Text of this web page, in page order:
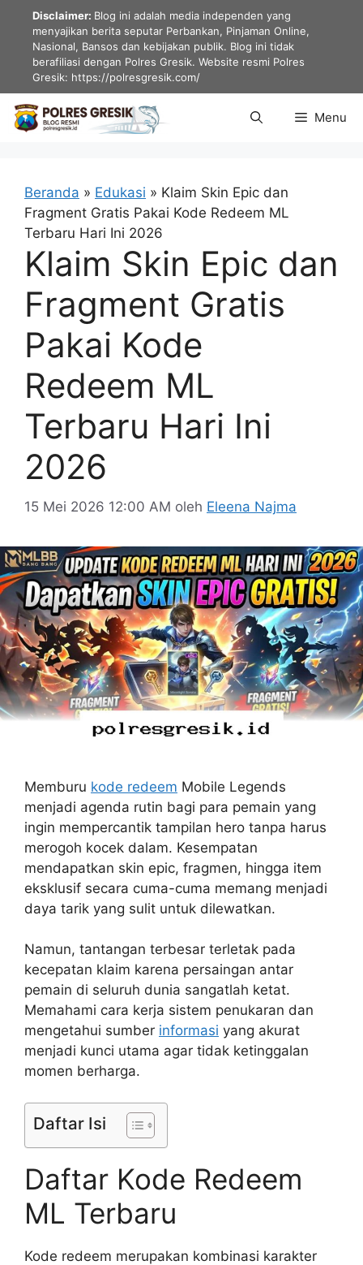
LangsungDisclaimer: Blog ini adalah media independen yang
menyajikan berita seputar Perbankan, Pinjaman Online,
Nasional, Bansos dan kebijakan publik. Blog ini tidak
berafiliasi dengan Polres Gresik. Website resmi Polres
Gresik: https://polresgresik.com/
Menu
Beranda » Edukasi » Klaim Skin Epic dan
Fragment Gratis Pakai Kode Redeem ML
Terbaru Hari Ini 2026
Klaim Skin Epic dan
Fragment Gratis
Pakai Kode
Redeem ML
Terbaru Hari Ini
2026
15 Mei 2026 12:00 AM oleh Eleena Najma
Memburu kode redeem Mobile Legends
menjadi agenda rutin bagi para pemain yang
ingin mempercantik tampilan hero tanpa harus
merogoh kocek dalam. Kesempatan
mendapatkan skin epic, fragmen, hingga item
eksklusif secara cuma-cuma memang menjadi
daya tarik yang sulit untuk dilewatkan.
Namun, tantangan terbesar terletak pada
kecepatan klaim karena persaingan antar
pemain di seluruh dunia sangatlah ketat.
Memahami cara kerja sistem penukaran dan
mengetahui sumber informasi yang akurat
menjadi kunci utama agar tidak ketinggalan
momen berharga.
Daftar Isi
Daftar Kode Redeem
ML Terbaru
Kode redeem merupakan kombinasi karakter